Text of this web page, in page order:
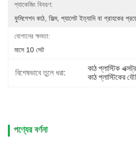
প্যাকেজিং বিবরণ:
ফুমিগেশন কাঠ, ফিল্ম, প্যালেট ইত্যাদি বা গ্রাহকের
যোগানের ক্ষমতা:
মাসে 10 সেট
বিশেষভাবে তুলে ধরা:
কাঠ প্লাস্টিক
কাঠ প্লাস্টিকের
পণ্যের বর্ণনা